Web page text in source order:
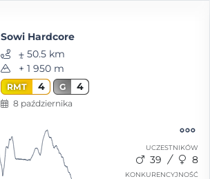
Sowi Hardcore
⨦ 50.5 km
+ 1 950 m
RMT 4 G 4
8 października
UCZESTNIKÓW
39 8
KONKURENCYJNOŚĆ